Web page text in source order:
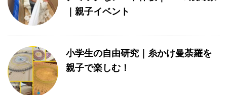
｜親子イベント
小学生の自由研究｜糸かけ曼荼羅を
親子で楽しむ！